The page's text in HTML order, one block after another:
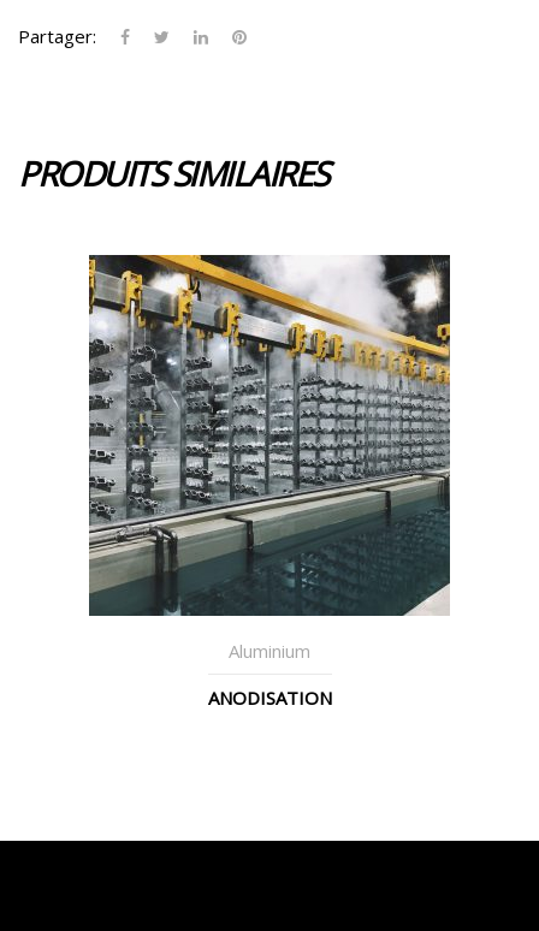
Partager:
PRODUITS SIMILAIRES
Aluminium
ANODISATION